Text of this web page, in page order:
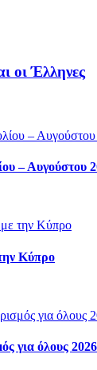
οι Έλληνες
– Αυγούστου
Κύπρο
για όλους